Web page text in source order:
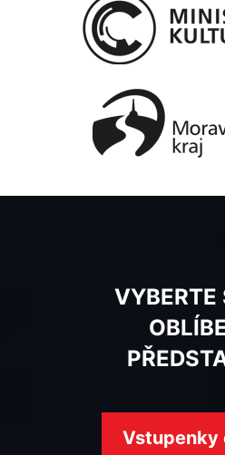
VYBERTE
Vstupenky